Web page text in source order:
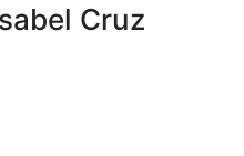
Cruz